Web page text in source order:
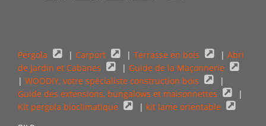
Pergola | Carport | Terrasse en bois | Abri
de Jardin et Cabanes
| Guide de la Maçonnerie
| WOODIY, votre spécialiste construction bois
|
Guide des extensions, bungalows et maisonnettes
|
Kit pergola bioclimatique
| kit lame orientable